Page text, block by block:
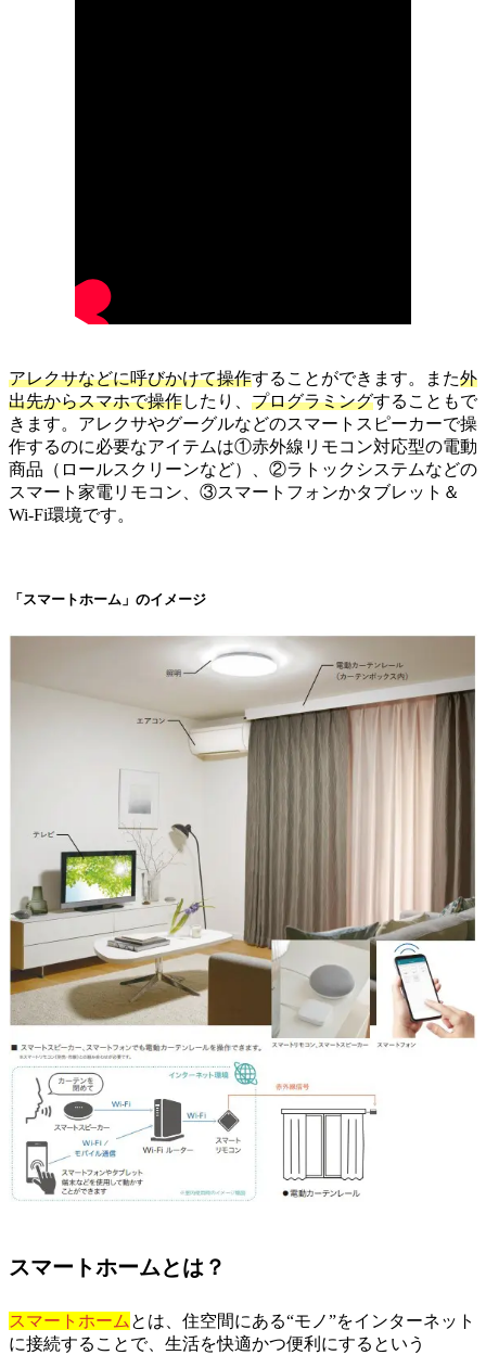
アレクサなどに呼びかけて操作することができます。また外
出先からスマホで操作したり、 プログラミングすることもで
きます。アレクサやグーグルなどのスマートスピーカーで操
作するのに必要なアイテムは①赤外線リモコン対応型の電動
商品（ロールスクリーンなど）、②ラトックシステムなどの
スマート家電リモコン、③スマートフォンかタブレット＆
Wi-Fi環境です。
「スマートホーム」のイメージ
スマートホームとは？
スマートホーム とは、住空間にある“モノ”をインターネット
に接続することで、生活を快適かつ便利にするという